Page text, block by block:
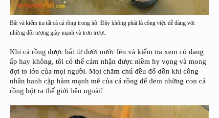
Bắt và kiểm tra tất cả cá rồng trong hồ. Đây không phải là công việc dễ dàng với
những đối tượng giãy mạnh và trơn trượt.
Khi cá rồng được bắt từ dưới nước lên và kiểm tra xem có đang
ấp hay không, tôi có thể cảm nhận được niềm hy vọng và mong
đợi to lớn của mọi người. Mọi chăm chú đều đổ dồn khi công
nhân banh cặp hàm mạnh mẽ của cá rồng để đem những con cá
rồng bột ra thế giới bên ngoài!